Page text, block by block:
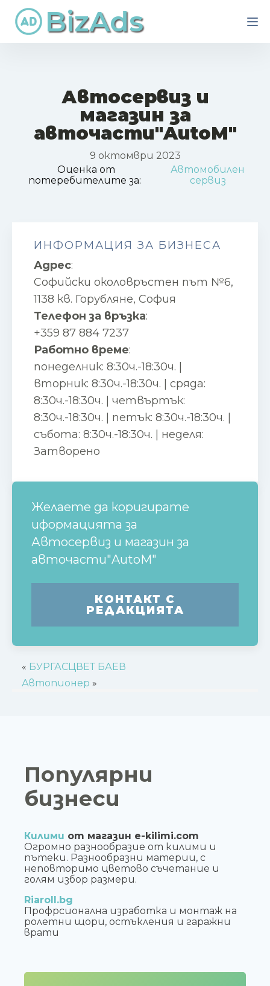
BizAds
Автосервиз и
магазин за
авточасти"AutoM"
9 октомври 2023
Оценка от
потеребителите за:
Автомобилен
сервиз
ИНФОРМАЦИЯ ЗА БИЗНЕСА
Адрес:
Софийски околовръстен път №6,
1138 кв. Горубляне, София
Телефон за връзка:
+359 87 884 7237
Работно време:
понеделник: 8:30ч.-18:30ч. |
вторник: 8:30ч.-18:30ч. | сряда:
8:30ч.-18:30ч. | четвъртък:
8:30ч.-18:30ч. | петък: 8:30ч.-18:30ч. |
събота: 8:30ч.-18:30ч. | неделя:
Затворено
Желаете да коригирате
иформацията за
Автосервиз и магазин за
авточасти"AutoM"
КОНТАКТ С
РЕДАКЦИЯТА
« БУРГАСЦВЕТ БАЕВ
Автопионер »
Популярни
бизнеси
Килими от магазин e-kilimi.com
Огромно разнообразие от килими и
пътеки. Разнообразни материи, с
неповторимо цветово съчетание и
голям избор размери.
Riaroll.bg
Профрсионална изработка и монтаж на
ролетни щори, остъкления и гаражни
врати